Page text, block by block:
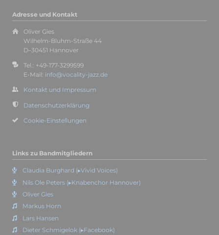
Adresse und Kontakt
Oliver Gies
Wilhelm-Bluhm-Straße 44
D–30451 Hannover
Tel.: +49-177-3299599
E-Mail: info@vocality-jazz.de
Kontakt und Impressum
Datenschutzerklärung
Cookie-Einstellungen
Links zu Bandmitgliedern
Claudia Burghard (▸Vivid Voices)
Nils Ole Peters (▸Knabenchor Hannover)
Oliver Gies
Markus Horn
Lars Hansen
Dieter Schmigelok (▸Facebook)